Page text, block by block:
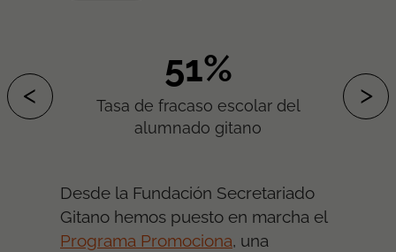
63%
Tasa de fracaso escolar del
alumnado gitano
Desde la Fundación Secretariado
Gitano hemos puesto en marcha el
Programa Promociona, una
<ANTERIOR >